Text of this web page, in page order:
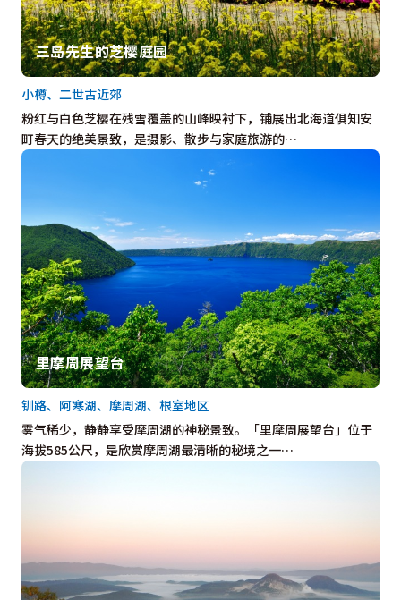
三岛先生的芝樱庭园
粉红与白色芝樱在残雪覆盖的山峰映衬下，铺展出北海道俱知安
町春天的绝美景致，是摄影、散步与家庭旅游的…
小樽、二世古近郊
里摩周展望台
雾气稀少，静静享受摩周湖的神秘景致。「里摩周展望台」位于
海拔585公尺，是欣赏摩周湖最清晰的秘境之一…
钏路、阿寒湖、摩周湖、根室地区